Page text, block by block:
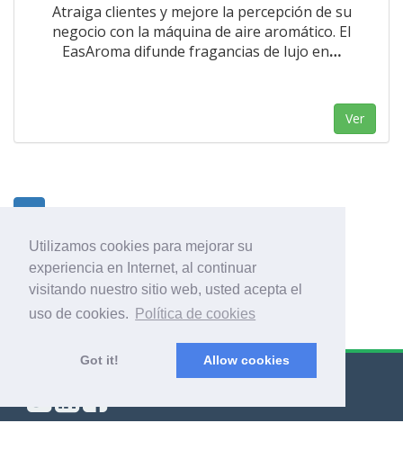
Utilizamos cookies para mejorar su
experiencia en Internet, al continuar
visitando nuestro sitio web, usted acepta el
uso de cookies.
Política de cookies
Got it! Allow cookies
Atraiga clientes y mejore la percepción de su
negocio con la máquina de aire aromático. El
EasAroma difunde fragancias de lujo en…
Ver
1
© Export Worldwide 2026